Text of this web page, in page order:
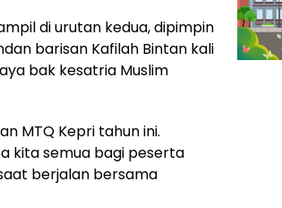
di urutan kedua, dipimpin
barisan Kafilah Bintan kali
bak kesatria Muslim
MTQ Kepri tahun ini.
kita semua bagi peserta
berjalan bersama